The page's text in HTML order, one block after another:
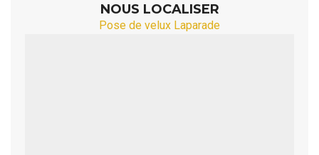
NOUS LOCALISER
Pose de velux Laparade